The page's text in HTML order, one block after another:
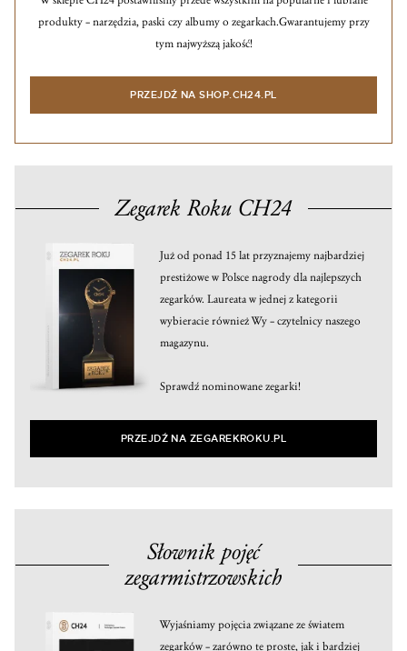
produkty – narzędzia, paski czy albumy o zegarkach.Gwarantujemy przy
tym najwyższą jakość!
PRZEJDŹ NA SHOP.CH24.PL
Zegarek Roku CH24
Już od ponad 15 lat przyznajemy najbardziej
prestiżowe w Polsce nagrody dla najlepszych
zegarków. Laureata w jednej z kategorii
wybieracie również Wy – czytelnicy naszego
magazynu.
Sprawdź nominowane zegarki!
PRZEJDŹ NA ZEGAREKROKU.PL
Słownik pojęć
zegarmistrzowskich
Wyjaśniamy pojęcia związane ze światem
zegarków – zarówno te proste, jak i bardziej